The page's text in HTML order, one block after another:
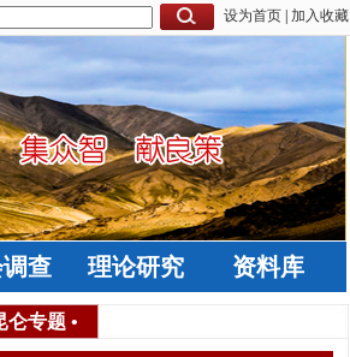
设为首页 加入收藏
查 理论研究 资料库
仑专题 •